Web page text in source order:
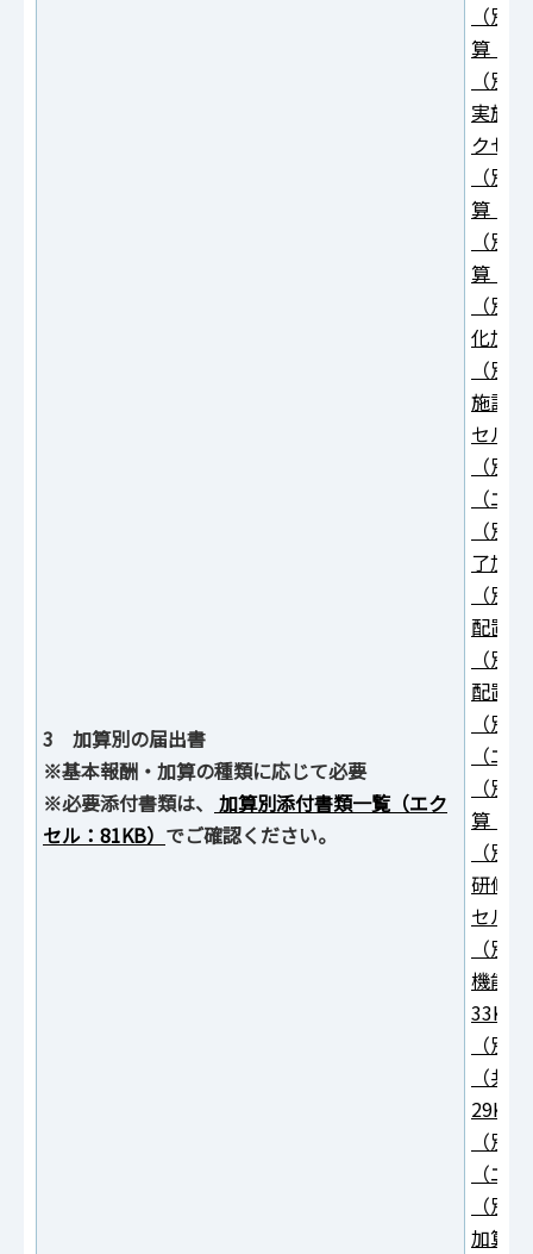
3 加算別の届出書
※基本報酬・加算の種類に応じて必要
※必要添付書類は、 加算別添付書類一覧（エク
セル：81KB） でご確認ください。
（別
算（
（別
実施
クセ
（別
算（
（別
算（
（別
化加
（別
施設
セル
（別
（エ
（別
了加
（別
配置
（別
配置
（別
（エ
（別
算（
（別
研修
セル
（別
機能
33KB
（別
（共
29KB
（別
（エ
（別
加算